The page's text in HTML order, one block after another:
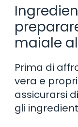
maiale
Prima di
vera e
assicurarsi
gli